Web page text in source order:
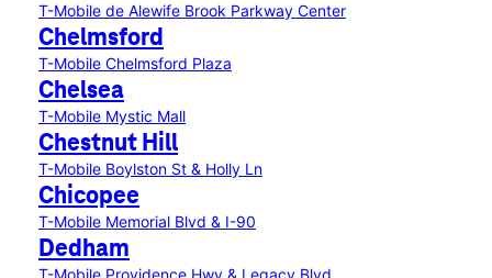
T-Mobile de Alewife Brook Parkway Center
Chelmsford
T-Mobile Chelmsford Plaza
Chelsea
T-Mobile Mystic Mall
Chestnut Hill
T-Mobile Boylston St & Holly Ln
Chicopee
T-Mobile Memorial Blvd & I-90
Dedham
T-Mobile Providence Hwy & Legacy Blvd